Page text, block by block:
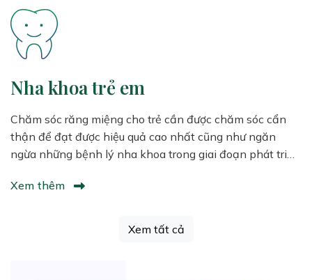
Nha khoa trẻ em
Chăm sóc răng miệng cho trẻ cần được chăm sóc cẩn
thận để đạt được hiệu quả cao nhất cũng như ngăn
ngừa những bệnh lý nha khoa trong giai đoạn phát triển
Xem thêm
Xem tất cả